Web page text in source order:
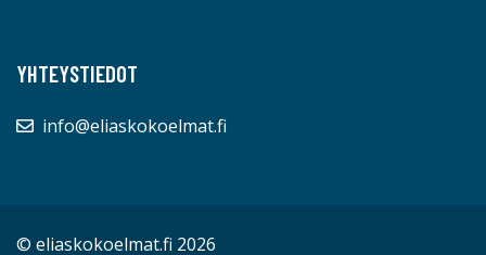
YHTEYSTIEDOT
info@eliaskokoelmat.fi
© eliaskokoelmat.fi 2026